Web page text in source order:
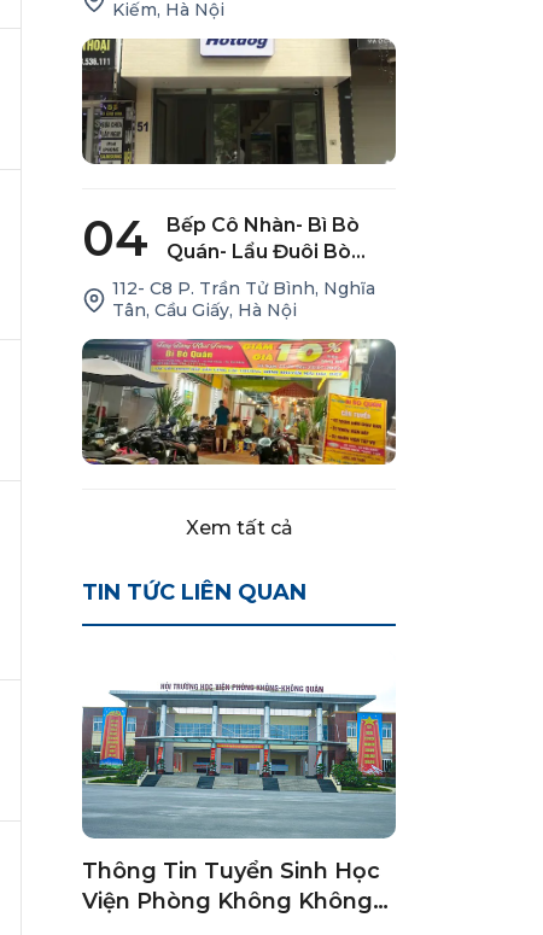
Kiếm, Hà Nội
04
Bếp Cô Nhàn- Bì Bò
Quán- Lẩu Đuôi Bò
(112- C8 Trần Tử Bình)
112- C8 P. Trần Tử Bình, Nghĩa
Tân, Cầu Giấy, Hà Nội
Xem tất cả
TIN TỨC LIÊN QUAN
Thông Tin Tuyển Sinh Học
Viện Phòng Không Không